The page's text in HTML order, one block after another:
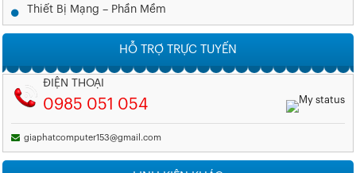
Thiết Bị Mạng – Phần Mềm
HỖ TRỢ TRỰC TUYẾN
ĐIỆN THOẠI
0985 051 054
giaphatcomputer153@gmail.com